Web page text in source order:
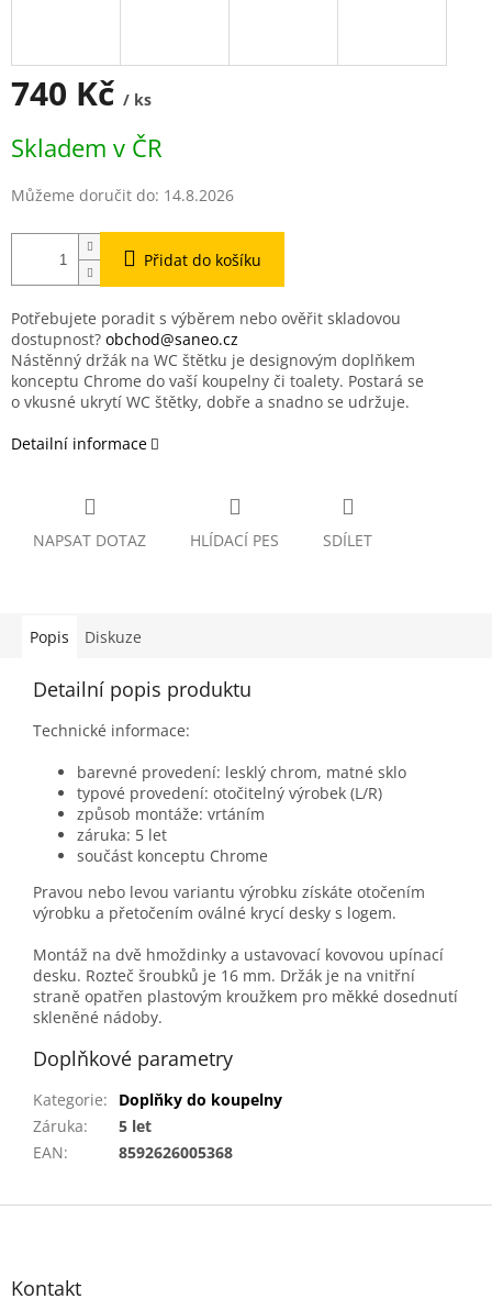
740 Kč / ks
cena:
Skladem v ČR
Můžeme doručit do: 14.8.2026
Přidat do košíku
Potřebujete poradit s výběrem nebo ověřit skladovou
dostupnost? obchod@saneo.cz
Nástěnný držák na WC štětku je designovým doplňkem
konceptu Chrome do vaší koupelny či toalety. Postará se
o vkusné ukrytí WC štětky, dobře a snadno se udržuje.
Detailní informace
NAPSAT DOTAZ HLÍDACÍ PES SDÍLET
Popis Diskuze
Detailní popis produktu
Technické informace:
barevné provedení: lesklý chrom, matné sklo
typové provedení: otočitelný výrobek (L/R)
způsob montáže: vrtáním
záruka: 5 let
součást konceptu Chrome
Pravou nebo levou variantu výrobku získáte otočením
výrobku a přetočením oválné krycí desky s logem.
Montáž na dvě hmoždinky a ustavovací kovovou upínací
desku. Rozteč šroubků je 16 mm. Držák je na vnitřní
straně opatřen plastovým kroužkem pro měkké dosednutí
skleněné nádoby.
Doplňkové parametry
Kategorie:
Doplňky do koupelny
Záruka:
5 let
EAN: 8592626005368
Z
Kontakt